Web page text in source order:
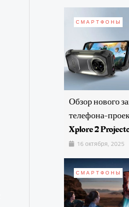
СМАРТФОНЫ
Обзор нового
телефона-
Xplore 2
16 октября, 2025
СМАРТФОНЫ